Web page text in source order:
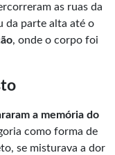
as ruas da
da parte alta até o
, onde o corpo foi
a memória do
como forma de
se misturava a dor